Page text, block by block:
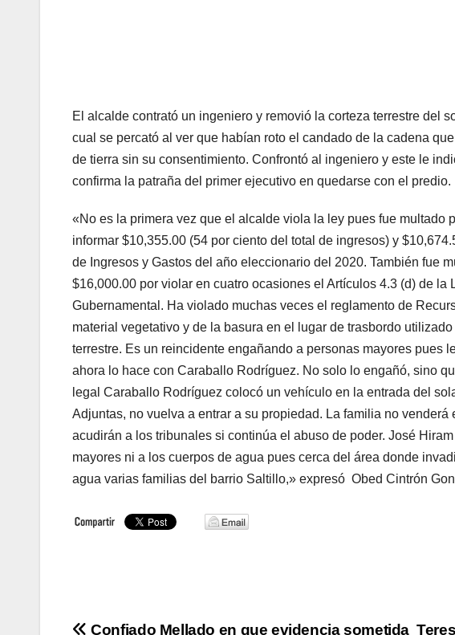
El alcalde contrató un ingeniero y removió la corteza terrestre del
cual se percató al ver que habían roto el candado de la cadena
de tierra sin su consentimiento. Confrontó al ingeniero y este le
confirma la patraña del primer ejecutivo en quedarse con el predio.
«No es la primera vez que el alcalde viola la ley pues fue multado
informar $10,355.00 (54 por ciento del total de ingresos) y
de Ingresos y Gastos del año eleccionario del 2020. También fue
$16,000.00 por violar en cuatro ocasiones el Artículos 4.3 (d) de
Gubernamental. Ha violado muchas veces el reglamento de
material vegetativo y de la basura en el lugar de trasbordo
terrestre. Es un reincidente engañando a personas mayores pues
ahora lo hace con Caraballo Rodríguez. No solo lo engañó, sino
legal Caraballo Rodríguez colocó un vehículo en la entrada del
Adjuntas, no vuelva a entrar a su propiedad. La familia no
acudirán a los tribunales si continúa el abuso de poder. José
mayores ni a los cuerpos de agua pues cerca del área donde
agua varias familias del barrio Saltillo,» expresó Obed Cintrón
Confiado Mellado en que evidencia sometida